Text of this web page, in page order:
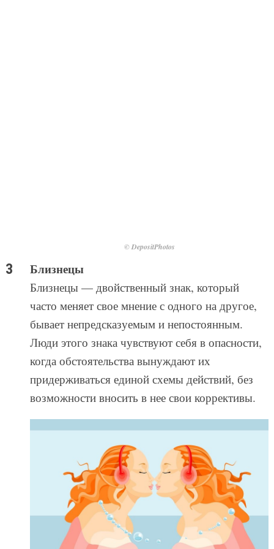
© DepositPhotos
Близнецы
Близнецы — двойственный знак, который
часто меняет свое мнение с одного на другое,
бывает непредсказуемым и непостоянным.
Люди этого знака чувствуют себя в опасности,
когда обстоятельства вынуждают их
придерживаться единой схемы действий, без
возможности вносить в нее свои коррективы.